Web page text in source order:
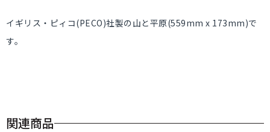
イギリス・ピィコ(PECO)社製の山と平原(559mm x 173mm)で
す。
関連商品